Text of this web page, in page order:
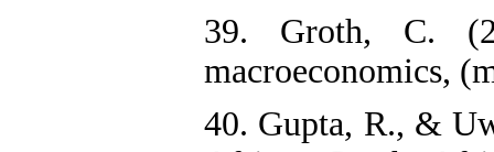
39. Groth, C.
macroeconomics,
40. Gupta, R., &